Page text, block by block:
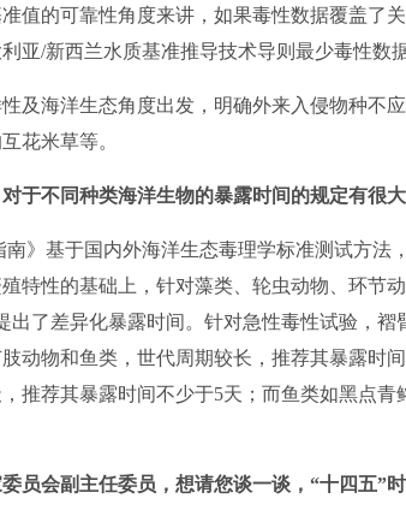
值的可靠性角度来讲，如果毒性数据覆盖了
亚/新西兰水质基准推导技术导则最少毒性数
海洋生态角度出发，明确外来入侵物种不
花米草等。
于不同种类海洋生物的暴露时间的规定有很
基于国内外海洋生态毒理学标准测试方法
特性的基础上，针对藻类、轮虫动物、环节
出了差异化暴露时间。针对急性毒性试验，
动物和鱼类，世代周期较长，推荐其暴露时
推荐其暴露时间不少于5天；而鱼类如黑点
员会副主任委员，想请您谈一谈，“十四五”